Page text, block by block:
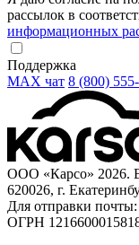
рассылок в
информационных
Поддержка
MAX чат 8 (800)
ООО «Карсо» 2026.
620026, г.
Для отправки почты:
ОГРН